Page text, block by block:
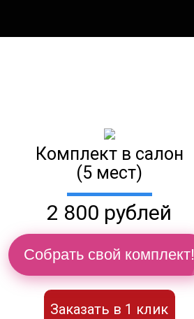
Комплект в салон
(5 мест)
2 800 рублей
Собрать свой комплект!
Заказать в 1 клик